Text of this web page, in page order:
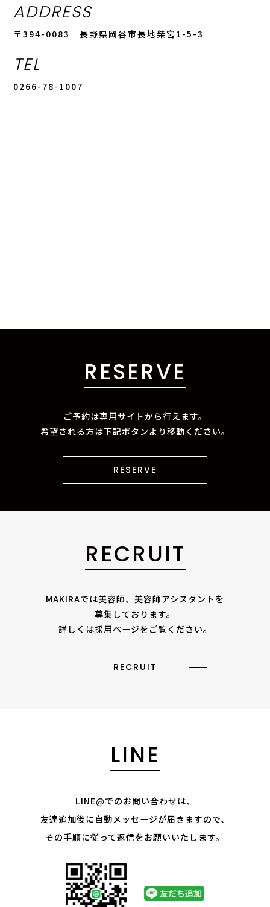
ADDRESS
〒394-0083 長野県岡谷市長地柴宮1-5-3
TEL
0266-78-1007
RESERVE
ご予約は専用サイトから行えます。
希望される方は下記ボタンより移動ください。
RESERVE
RECRUIT
MAKIRAでは美容師、美容師アシスタントを
募集しております。
詳しくは採用ページをご覧ください。
RECRUIT
LINE
LINE@でのお問い合わせは、
友達追加後に自動メッセージが届きますので、
その手順に従って返信をお願いいたします。